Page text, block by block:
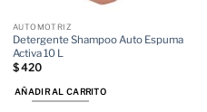
AUTOMOTRIZ
Detergente Shampoo Auto Espuma
Activa 10 L
$420
AÑADIR AL CARRITO